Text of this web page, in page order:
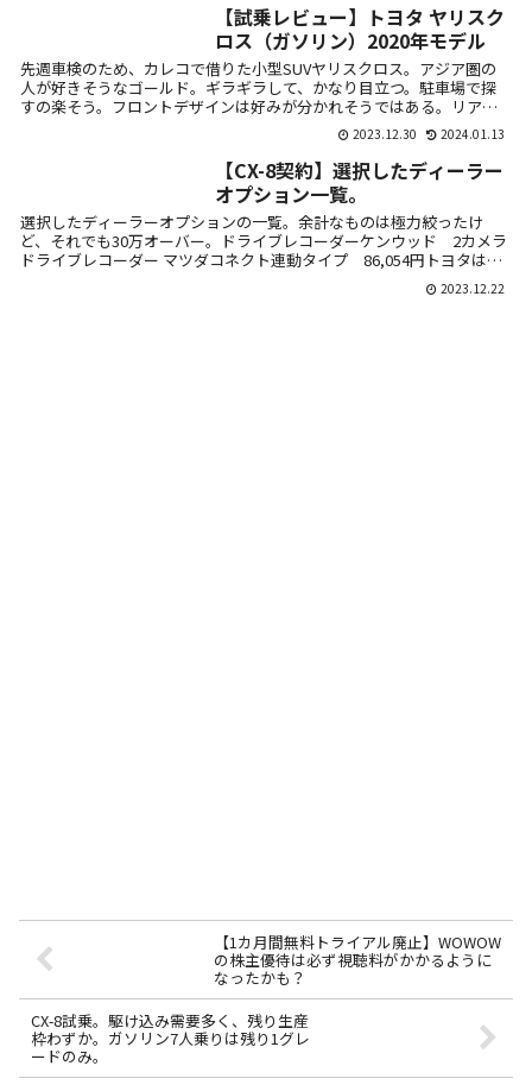
【試乗レビュー】トヨタ ヤリスク
ロス（ガソリン）2020年モデル
先週車検のため、カレコで借りた小型SUVヤリスクロス。アジア圏の
人が好きそうなゴールド。ギラギラして、かなり目立つ。駐車場で探
すの楽そう。フロントデザインは好みが分かれそうではある。リアは
2023.12.30 2024.01.13
【CX-8契約】選択したディーラー
オプション一覧。
選択したディーラーオプションの一覧。余計なものは極力絞ったけ
ど、それでも30万オーバー。ドライブレコーダーケンウッド 2カメラ
ドライブレコーダー マツダコネクト連動タイプ 86,054円トヨタはフ
2023.12.22
【1カ月間無料トライアル廃止】WOWOW
の株主優待は必ず視聴料がかかるように
なったかも？
CX-8試乗。駆け込み需要多く、残り生産
枠わずか。ガソリン7人乗りは残り1グレ
ードのみ。